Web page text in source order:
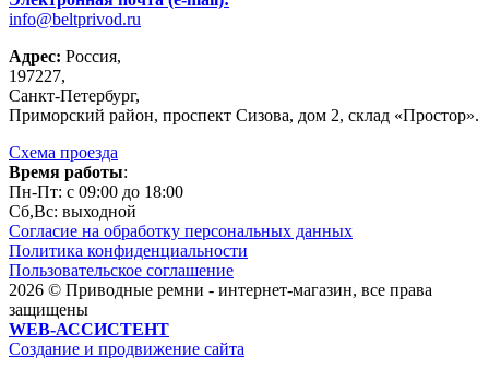
info@beltprivod.ru
Адрес: Россия,
197227,
Санкт-Петербург,
Приморский район, проспект Сизова, дом 2, склад «Простор».
Схема проезда
Время работы:
Пн-Пт: c 09:00 до 18:00
Сб,Вc: выходной
Согласие на обработку персональных данных
Политика конфиденциальности
Пользовательское соглашение
2026 © Приводные ремни - интернет-магазин, все права
защищены
WEB-АССИСТЕНТ
Создание и продвижение сайта